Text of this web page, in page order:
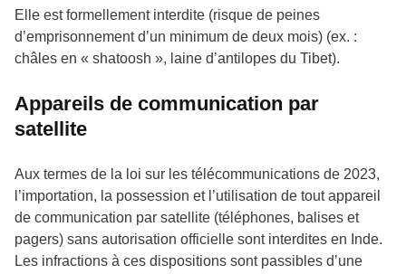
Elle est formellement interdite (risque de peines
d’emprisonnement d’un minimum de deux mois) (ex. :
châles en « shatoosh », laine d’antilopes du Tibet).
Appareils de communication par
satellite
Aux termes de la loi sur les télécommunications de 2023,
l’importation, la possession et l’utilisation de tout appareil
de communication par satellite (téléphones, balises et
pagers) sans autorisation officielle sont interdites en Inde.
Les infractions à ces dispositions sont passibles d’une